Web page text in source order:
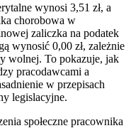
wynosi 3,51 zł, a
chorobowa w
zaliczka na podatek
wynosić 0,00 zł, zależnie
wolnej. To pokazuje, jak
pracodawcami a
w przepisach
legislacyjne.
społeczne pracownika